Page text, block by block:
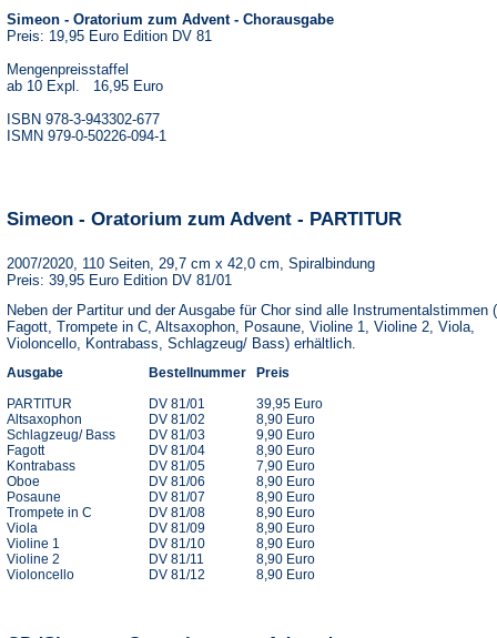
Simeon - Oratorium zum Advent - Chorausgabe
Preis: 19,95 Euro Edition DV 81
Mengenpreisstaffel
ab 10 Expl. 16,95 Euro
ISBN 978-3-943302-677
ISMN 979-0-50226-094-1
Simeon - Oratorium zum Advent - PARTITUR
2007/2020, 110 Seiten, 29,7 cm x 42,0 cm, Spiralbindung
Preis: 39,95 Euro Edition DV 81/01
Neben der Partitur und der Ausgabe für Chor sind alle Instrumentalstimmen
Fagott, Trompete in C, Altsaxophon, Posaune, Violine 1, Violine 2, Viola,
Violoncello, Kontrabass, Schlagzeug/ Bass) erhältlich.
Ausgabe
PARTITUR
Altsaxophon
Schlagzeug/ Bass
Fagott
Kontrabass
Oboe
Posaune
Trompete in C
Viola
Violine 1
Violine 2
Violoncello
Bestellnummer
DV 81/01
DV 81/02
DV 81/03
DV 81/04
DV 81/05
DV 81/06
DV 81/07
DV 81/08
DV 81/09
DV 81/10
DV 81/11
DV 81/12
Preis
39,95 Euro
8,90 Euro
9,90 Euro
8,90 Euro
7,90 Euro
8,90 Euro
8,90 Euro
8,90 Euro
8,90 Euro
8,90 Euro
8,90 Euro
8,90 Euro